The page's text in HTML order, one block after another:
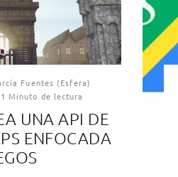
Fuentes (Esfera)
1 Minuto de lectura
UNA API DE
ENFOCADA